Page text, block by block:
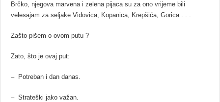
Brčko, njegova marvena i zelena pijaca su za ono vrijeme bili
velesajam za seljake Vidovica, Kopanica, Krepšića, Gorica . . .
Zašto pišem o ovom putu ?
Zato, što je ovaj put:
– Potreban i dan danas.
– Strateški jako važan.